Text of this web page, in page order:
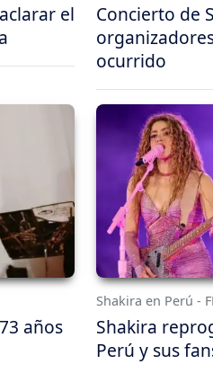
el
Concierto de
ocurrido
años
Shakira en Perú -
Shakira
Perú y sus